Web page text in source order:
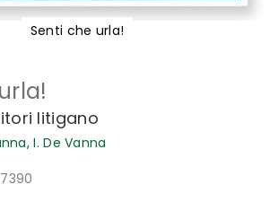
litigano
I. De Vanna
Senti che urla!